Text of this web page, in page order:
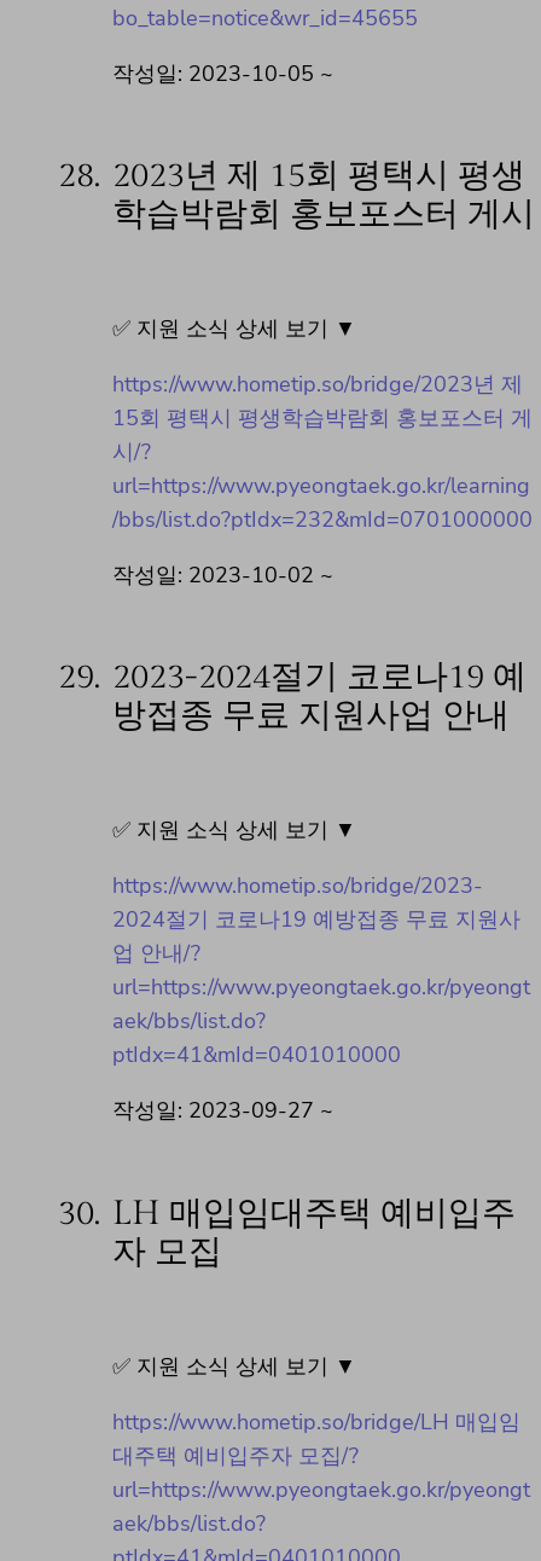
bo_table=notice&wr_id=45655
작성일: 2023-10-05 ~
28. 2023년 제 15회 평택시 평생
학습박람회 홍보포스터 게시
✅ 지원 소식 상세 보기 ▼
https://www.hometip.so/bridge/2023년 제
15회 평택시 평생학습박람회 홍보포스터 게
시/?
url=https://www.pyeongtaek.go.kr/learning
/bbs/list.do?ptIdx=232&mId=0701000000
작성일: 2023-10-02 ~
29. 2023-2024절기 코로나19 예
방접종 무료 지원사업 안내
✅ 지원 소식 상세 보기 ▼
https://www.hometip.so/bridge/2023-
2024절기 코로나19 예방접종 무료 지원사
업 안내/?
url=https://www.pyeongtaek.go.kr/pyeongt
aek/bbs/list.do?
ptIdx=41&mId=0401010000
작성일: 2023-09-27 ~
30. LH 매입임대주택 예비입주
자 모집
✅ 지원 소식 상세 보기 ▼
https://www.hometip.so/bridge/LH 매입임
대주택 예비입주자 모집/?
url=https://www.pyeongtaek.go.kr/pyeongt
aek/bbs/list.do?